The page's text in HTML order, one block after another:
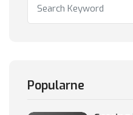
Popularne